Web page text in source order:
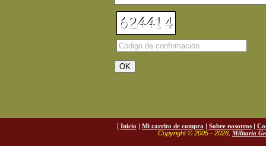
[ Inicio | Mi carrito de compra | Sobre nosotros|
Copyright © 2005 - 2026, Militaria